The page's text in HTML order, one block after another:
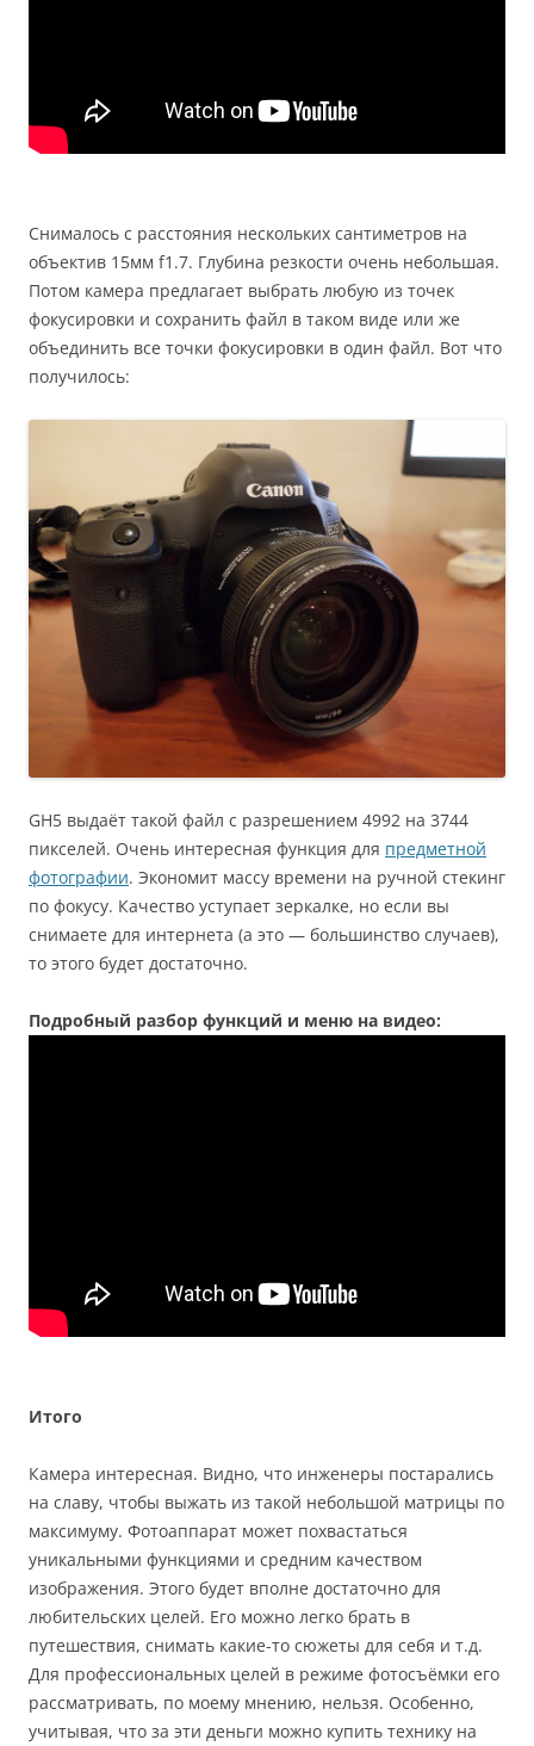
Снималось с расстояния нескольких сантиметров на
объектив 15мм f1.7. Глубина резкости очень небольшая.
Потом камера предлагает выбрать любую из точек
фокусировки и сохранить файл в таком виде или же
объединить все точки фокусировки в один файл. Вот что
получилось:
GH5 выдаёт такой файл с разрешением 4992 на 3744
пикселей. Очень интересная функция для предметной
фотографии. Экономит массу времени на ручной стекинг
по фокусу. Качество уступает зеркалке, но если вы
снимаете для интернета (а это — большинство случаев),
то этого будет достаточно.
Подробный разбор функций и меню на видео:
Итого
Камера интересная. Видно, что инженеры постарались
на славу, чтобы выжать из такой небольшой матрицы по
максимуму. Фотоаппарат может похвастаться
уникальными функциями и средним качеством
изображения. Этого будет вполне достаточно для
любительских целей. Его можно легко брать в
путешествия, снимать какие-то сюжеты для себя и т.д.
Для профессиональных целей в режиме фотосъёмки его
рассматривать, по моему мнению, нельзя. Особенно,
учитывая, что за эти деньги можно купить технику на